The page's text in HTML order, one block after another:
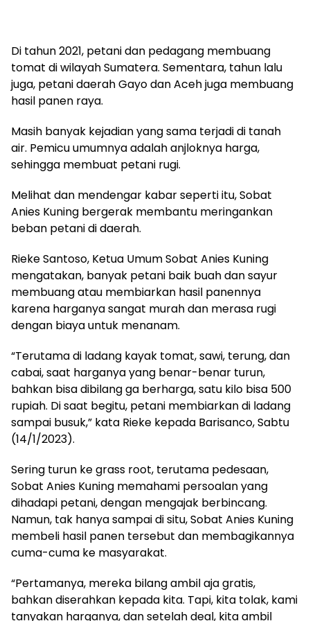
Di tahun 2021, petani dan pedagang membuang
tomat di wilayah Sumatera. Sementara, tahun lalu
juga, petani daerah Gayo dan Aceh juga membuang
hasil panen raya.
Masih banyak kejadian yang sama terjadi di tanah
air. Pemicu umumnya adalah anjloknya harga,
sehingga membuat petani rugi.
Melihat dan mendengar kabar seperti itu, Sobat
Anies Kuning bergerak membantu meringankan
beban petani di daerah.
Rieke Santoso, Ketua Umum Sobat Anies Kuning
mengatakan, banyak petani baik buah dan sayur
membuang atau membiarkan hasil panennya
karena harganya sangat murah dan merasa rugi
dengan biaya untuk menanam.
“Terutama di ladang kayak tomat, sawi, terung, dan
cabai, saat harganya yang benar-benar turun,
bahkan bisa dibilang ga berharga, satu kilo bisa 500
rupiah. Di saat begitu, petani membiarkan di ladang
sampai busuk,” kata Rieke kepada Barisanco, Sabtu
(14/1/2023).
Sering turun ke grass root, terutama pedesaan,
Sobat Anies Kuning memahami persoalan yang
dihadapi petani, dengan mengajak berbincang.
Namun, tak hanya sampai di situ, Sobat Anies Kuning
membeli hasil panen tersebut dan membagikannya
cuma-cuma ke masyarakat.
“Pertamanya, mereka bilang ambil aja gratis,
bahkan diserahkan kepada kita. Tapi, kita tolak, kami
tanyakan harganya, dan setelah deal, kita ambil